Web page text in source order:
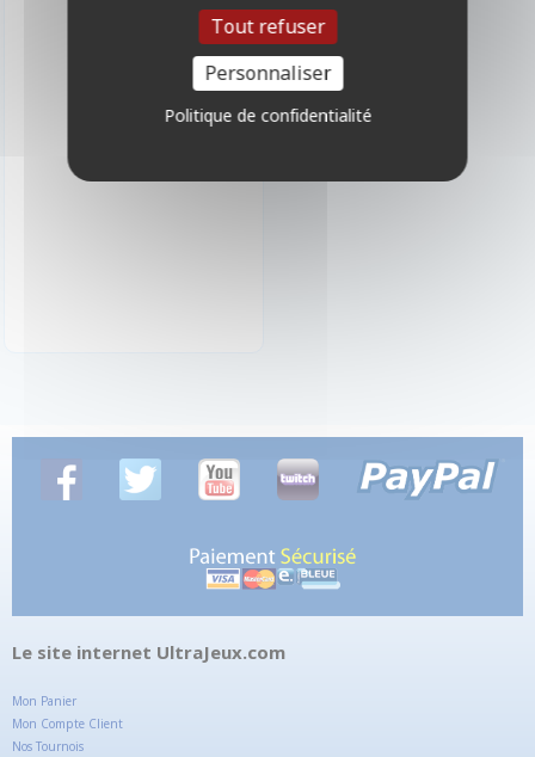
Le site internet UltraJeux.com
Mon Panier
Mon Compte Client
Nos Tournois
Tout refuser
Personnaliser
Politique de confidentialité